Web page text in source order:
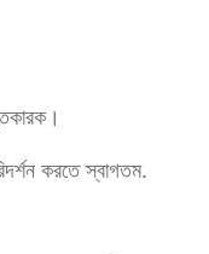
করতে স্বাগতম.